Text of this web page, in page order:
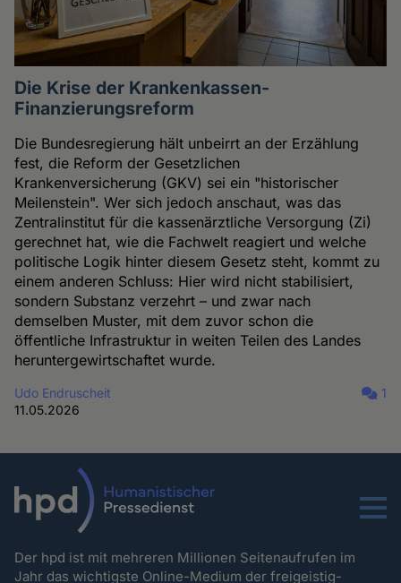
Die Krise der Krankenkassen-
Finanzierungsreform
Die Bundesregierung hält unbeirrt an der Erzählung
fest, die Reform der Gesetzlichen
Krankenversicherung (GKV) sei ein "historischer
Meilenstein". Wer sich jedoch anschaut, was das
Zentralinstitut für die kassenärztliche Versorgung (Zi)
gerechnet hat, wie die Fachwelt reagiert und welche
politische Logik hinter diesem Gesetz steht, kommt zu
einem anderen Schluss: Hier wird nicht stabilisiert,
sondern Substanz verzehrt – und zwar nach
demselben Muster, mit dem zuvor schon die
öffentliche Infrastruktur in weiten Teilen des Landes
heruntergewirtschaftet wurde.
Udo Endruscheit
11.05.2026
1
Menu
Der hpd ist mit mehreren Millionen Seitenaufrufen im
Jahr das wichtigste Online-Medium der freigeistig-